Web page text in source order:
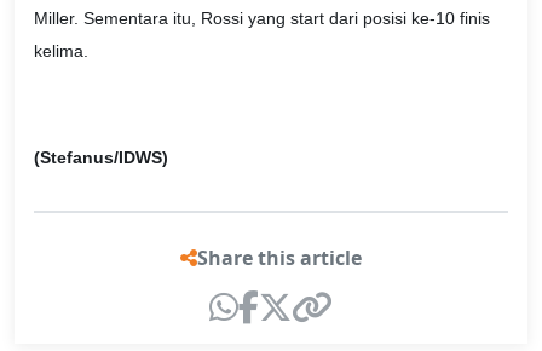
Miller. Sementara itu, Rossi yang start dari posisi ke-10 finis
kelima.
(Stefanus/IDWS)
Share this article